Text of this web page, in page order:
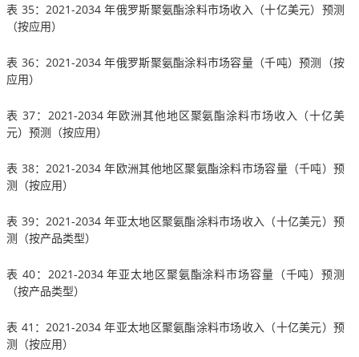
表 35：2021-2034 年俄罗斯聚氨酯涂料市场收入（十亿美元）预测
（按应用）
表 36：2021-2034 年俄罗斯聚氨酯涂料市场容量（千吨）预测（按
应用）
表 37：2021-2034 年欧洲其他地区聚氨酯涂料市场收入（十亿美
元）预测（按应用）
表 38：2021-2034 年欧洲其他地区聚氨酯涂料市场容量（千吨）预
测（按应用）
表 39：2021-2034 年亚太地区聚氨酯涂料市场收入（十亿美元）预
测（按产品类型）
表 40：2021-2034 年亚太地区聚氨酯涂料市场容量（千吨）预测
（按产品类型）
表 41：2021-2034 年亚太地区聚氨酯涂料市场收入（十亿美元）预
测（按应用）